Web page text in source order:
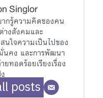
Singlor
กรู้ความคิดของคน
างสังคมและ
ใจความเป็นไปของ
นคง และการพัฒนา
ยทอดร้อยเรียงเรื่อง
posts